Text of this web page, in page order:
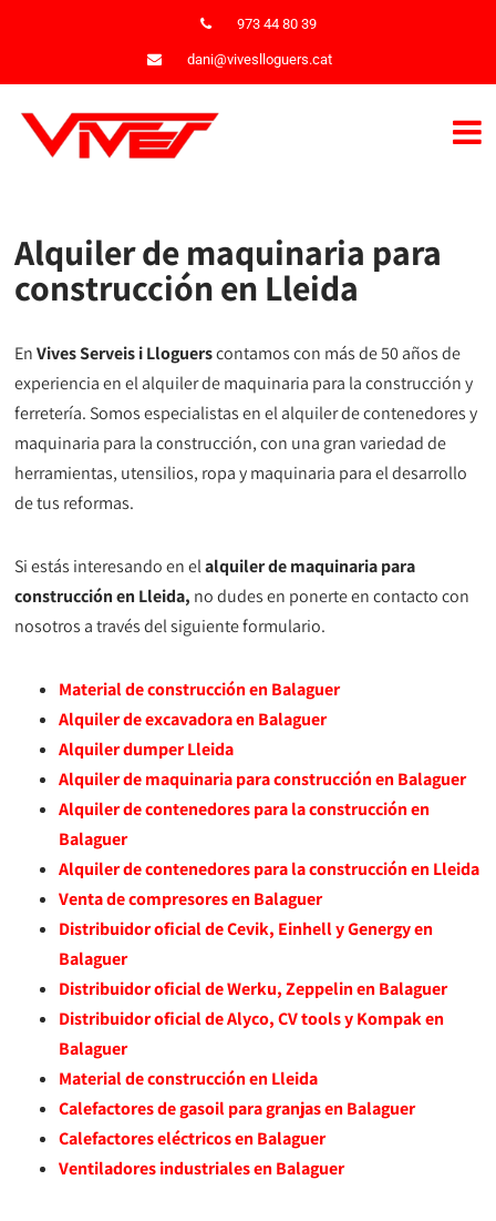
973 44 80 39
dani@viveslloguers.cat
Alquiler de maquinaria para
construcción en Lleida
EnVives Serveis i Lloguerscontamos con más de 50 años de
experiencia en el alquiler de maquinaria para la construcción y
ferretería. Somos especialistas en el alquiler de contenedores y
maquinaria para la construcción, con una gran variedad de
herramientas, utensilios, ropa y maquinaria para el desarrollo
de tus reformas.
Si estás interesando en elalquiler de maquinaria para
construcción en Lleida, no dudes en ponerte en contacto con
nosotros a través del siguiente formulario.
Material de construcción en Balaguer
Alquiler de excavadora en Balaguer
Alquiler dumper Lleida
Alquiler de maquinaria para construcción en Balaguer
Alquiler de contenedores para la construcción en
Balaguer
Alquiler de contenedores para la construcción en Lleida
Venta de compresores en Balaguer
Distribuidor oficial de Cevik, Einhell y Genergy en
Balaguer
Distribuidor oficial de Werku, Zeppelin en Balaguer
Distribuidor oficial de Alyco, CV tools y Kompak en
Balaguer
Material de construcción en Lleida
Calefactores de gasoil para granjas en Balaguer
Calefactores eléctricos en Balaguer
Ventiladores industriales en Balaguer